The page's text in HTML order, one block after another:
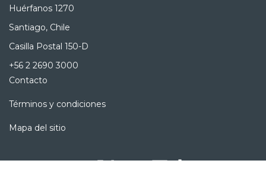
Huérfanos 1270
Santiago, Chile
Casilla Postal 150-D
+56 2 2690 3000
Contacto
Términos y condiciones
Mapa del sitio